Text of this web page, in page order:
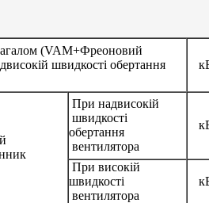
(VAM+Фреоновий
швидкості обертання
При надвисокій
швидкості
обертання
вентилятора
При високій
швидкості
вентилятора